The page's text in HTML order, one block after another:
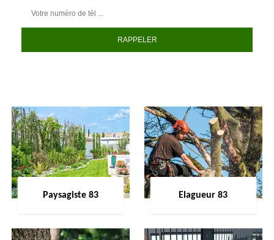
Paysagiste 83 Elagueur 83